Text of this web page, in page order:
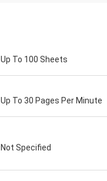
Up To 100 Sheets
Up To 30 Pages Per Minute
Not Specified